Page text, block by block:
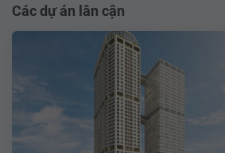
Các dự án lân cận